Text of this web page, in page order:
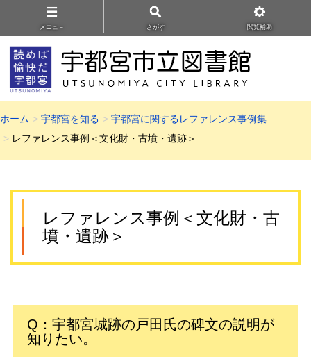
メニュ－ さがす 閲覧補助
ホーム 宇都宮を知る
宇都宮に関するレファレンス事例集
レファレンス事例＜文化財・古墳・遺跡＞
レファレンス事例＜文化財・古
墳・遺跡＞
Q：宇都宮城跡の戸田氏の碑文の説明が
知りたい。